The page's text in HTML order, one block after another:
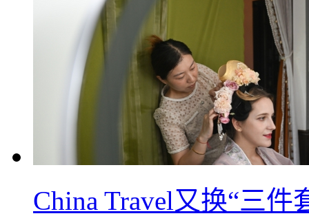
China Travel又换“三